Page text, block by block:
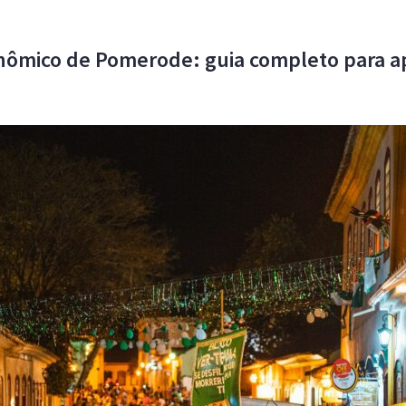
de Pomerode: guia completo para